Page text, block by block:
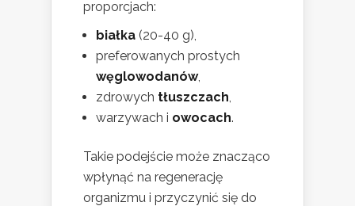
proporcjach:
białka (20-40 g),
preferowanych prostych
węglowodanów,
zdrowych tłuszczach
warzywach i owocach.
Takie podejście może znacząco
wpłynąć na regenerację
organizmu i przyczynić się do